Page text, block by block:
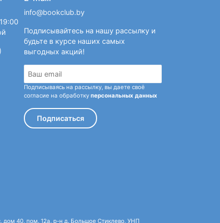
info@bookclub.by
Подписывайтесь на нашу рассылку и
будьте в курсе наших самых
выгодных акций!
Подписываясь на рассылку, вы даете своё
согласие на обработку персональных данных
Подписаться
дом 40, пом. 12а, р-н д. Большое Стиклево, УНП